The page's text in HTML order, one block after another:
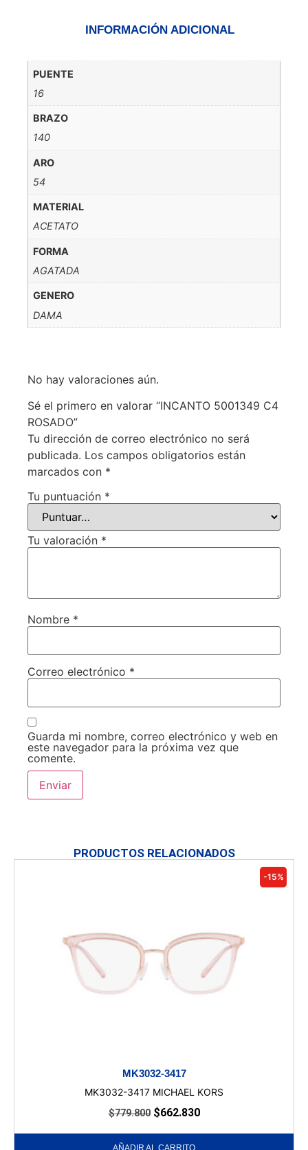
INFORMACIÓN ADICIONAL
PUENTE
16
BRAZO
140
ARO
54
MATERIAL
ACETATO
FORMA
AGATADA
GENERO
DAMA
No hay valoraciones aún.
Sé el primero en valorar “INCANTO 5001349 C4
ROSADO”
Tu dirección de correo electrónico no será
publicada. Los campos obligatorios están
marcados con *
Tu puntuación *
Tu valoración *
Nombre *
Correo electrónico *
Guarda mi nombre, correo electrónico y web en
este navegador para la próxima vez que
comente.
PRODUCTOS RELACIONADOS
-15%
MK3032-3417
MK3032-3417 MICHAEL KORS
$779.800 $662.830